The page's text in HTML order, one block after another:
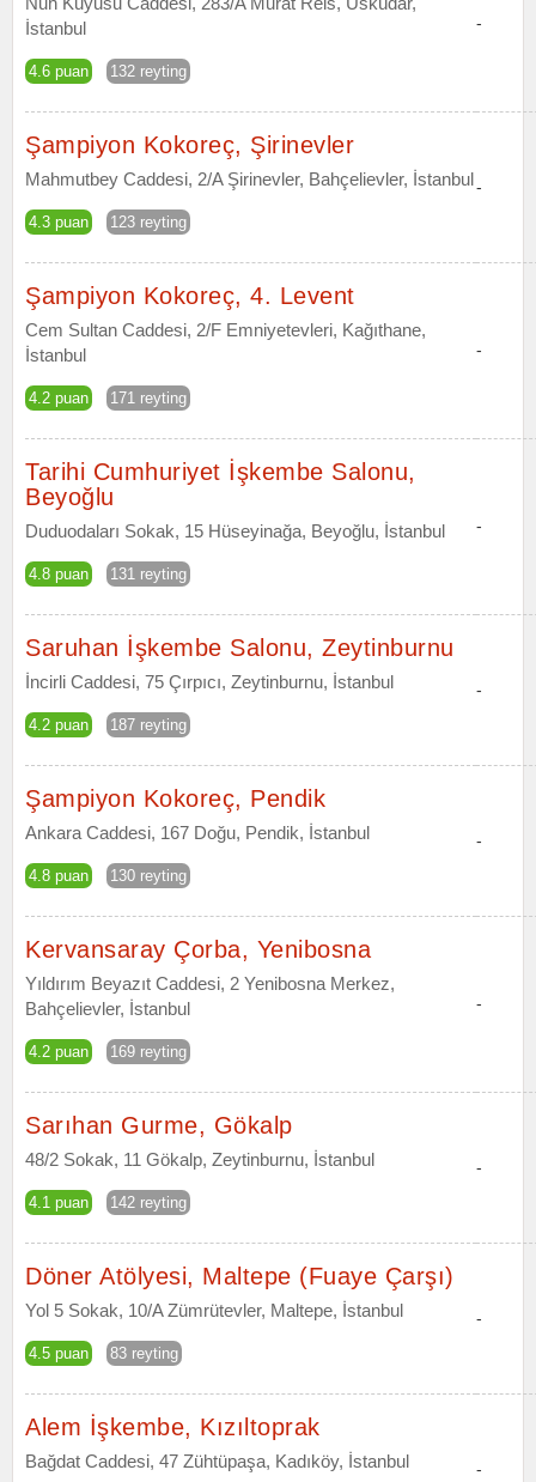
İstanbul
4.6 puan 132 reyting
-
Şampiyon Kokoreç, Şirinevler
Mahmutbey Caddesi, 2/A Şirinevler, Bahçelievler, İstanbul
4.3 puan 123 reyting
-
Şampiyon Kokoreç, 4. Levent
Cem Sultan Caddesi, 2/F Emniyetevleri, Kağıthane,
İstanbul
4.2 puan 171 reyting
-
Tarihi Cumhuriyet İşkembe Salonu,
Beyoğlu
Duduodaları Sokak, 15 Hüseyinağa, Beyoğlu, İstanbul
4.8 puan 131 reyting
-
Saruhan İşkembe Salonu, Zeytinburnu
İncirli Caddesi, 75 Çırpıcı, Zeytinburnu, İstanbul
4.2 puan 187 reyting
-
Şampiyon Kokoreç, Pendik
Ankara Caddesi, 167 Doğu, Pendik, İstanbul
4.8 puan 130 reyting
-
Kervansaray Çorba, Yenibosna
Yıldırım Beyazıt Caddesi, 2 Yenibosna Merkez,
Bahçelievler, İstanbul
4.2 puan 169 reyting
-
Sarıhan Gurme, Gökalp
48/2 Sokak, 11 Gökalp, Zeytinburnu, İstanbul
4.1 puan 142 reyting
-
Döner Atölyesi, Maltepe (Fuaye Çarşı)
Yol 5 Sokak, 10/A Zümrütevler, Maltepe, İstanbul
4.5 puan 83 reyting
-
Alem İşkembe, Kızıltoprak
Bağdat Caddesi, 47 Zühtüpaşa, Kadıköy, İstanbul -